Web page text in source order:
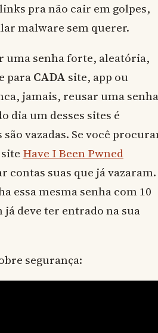
pra não cair em golpes,
malware sem querer.
uma senha forte, aleatória,
paraCADA site, app ou
jamais, reusar uma
dia um desses sites é
são vazadas. Se você
Have I Been Pwned
contas suas que já vazaram.
essa mesma senha com 10
deve ter entrado na sua
segurança: